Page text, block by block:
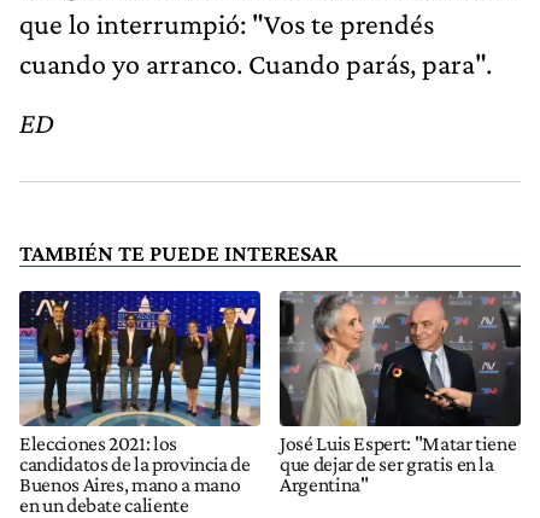
que lo interrumpió: "Vos te prendés
cuando yo arranco. Cuando parás, para".
ED
TAMBIÉN TE PUEDE INTERESAR
Elecciones 2021: los
candidatos de la provincia de
Buenos Aires, mano a mano
en un debate caliente
José Luis Espert: "Matar tiene
que dejar de ser gratis en la
Argentina"